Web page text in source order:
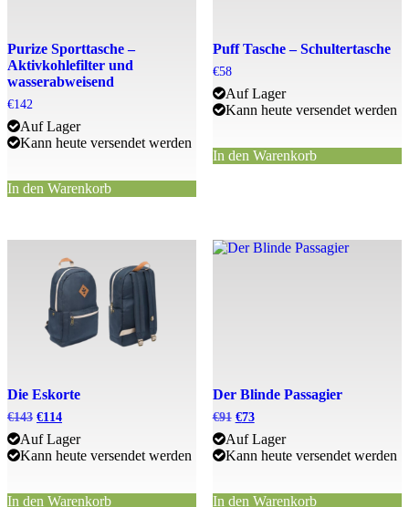
Purize Sporttasche –
Aktivkohlefilter und
wasserabweisend
€142
Auf Lager
Kann heute versendet werden
In den Warenkorb
Puff Tasche – Schultertasche
€58
Auf Lager
Kann heute versendet werden
In den Warenkorb
Die Eskorte
Ursprünglicher
Preis
war:
€143
€143Aktueller
Preis
ist:
€143.
€114
Auf Lager
Kann heute versendet werden
In den Warenkorb
Der Blinde Passagier
Ursprünglicher
Preis
war:
€91
€91Aktueller
Preis
ist:
€91.
€73
Auf Lager
Kann heute versendet werden
In den Warenkorb